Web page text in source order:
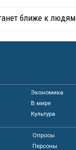
ближе к людям
Экономика
В мире
Культура
Опросы
Персоны